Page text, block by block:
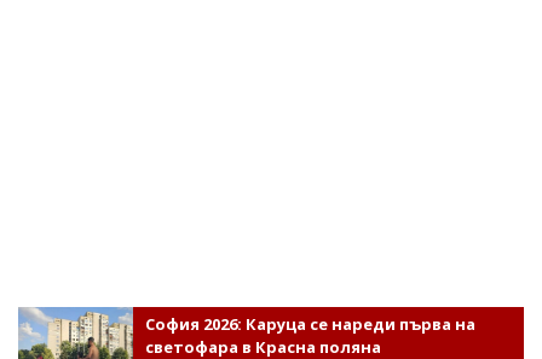
София 2026: Каруца се нареди първа на
светофара в Красна поляна